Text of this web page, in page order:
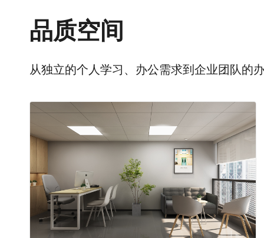
品质空间
从独立的个人学习、办公需求到企业团队的